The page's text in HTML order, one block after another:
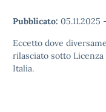
Pubblicato: 05.11.2025 -
Eccetto dove
rilasciato sotto
Italia.